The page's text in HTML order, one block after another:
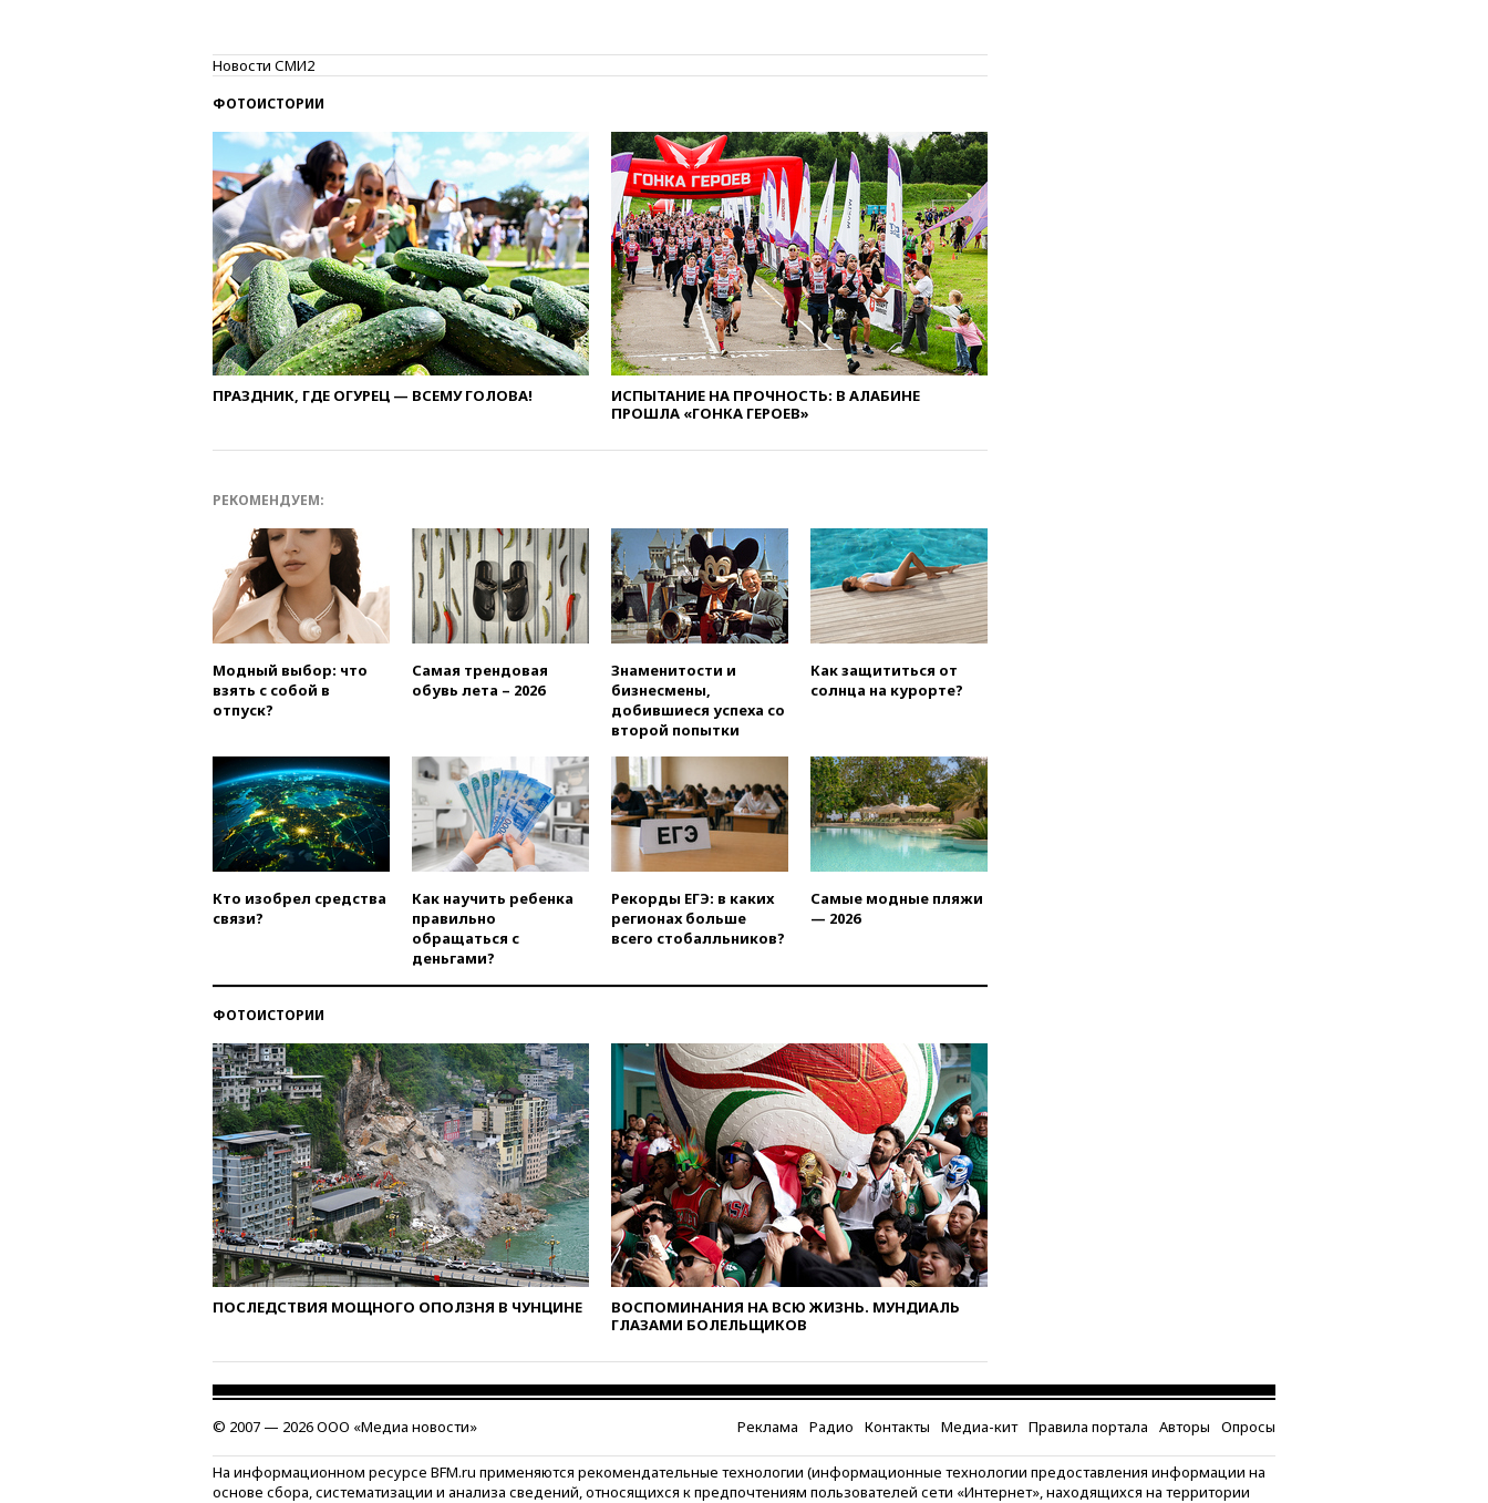
Новости СМИ2
ФОТОИСТОРИИ
ПРАЗДНИК, ГДЕ ОГУРЕЦ — ВСЕМУ ГОЛОВА!
ИСПЫТАНИЕ НА ПРОЧНОСТЬ: В АЛАБИНЕ
ПРОШЛА «ГОНКА ГЕРОЕВ»
РЕКОМЕНДУЕМ:
Модный выбор: что
взять с собой в
отпуск?
Самая трендовая
обувь лета – 2026
Знаменитости и
бизнесмены,
добившиеся успеха со
второй попытки
Как защититься от
солнца на курорте?
Кто изобрел средства
связи?
Как научить ребенка
правильно
обращаться с
деньгами?
Рекорды ЕГЭ: в каких
регионах больше
всего стобалльников?
Самые модные пляжи
— 2026
ФОТОИСТОРИИ
ПОСЛЕДСТВИЯ МОЩНОГО ОПОЛЗНЯ В ЧУНЦИНЕ
ВОСПОМИНАНИЯ НА ВСЮ ЖИЗНЬ. МУНДИАЛЬ
ГЛАЗАМИ БОЛЕЛЬЩИКОВ
© 2007 — 2026 ООО «Медиа новости» Реклама Радио Контакты Медиа-кит Правила портала Авторы Опросы
На информационном ресурсе BFM.ru применяются рекомендательные технологии (информационные технологии предоставления информации на
основе сбора, систематизации и анализа сведений, относящихся к предпочтениям пользователей сети «Интернет», находящихся на территории